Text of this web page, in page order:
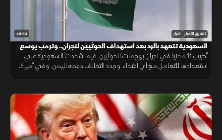
48:53 الشرق للأخبار أخبار
السعودية تتعهد بالرد بعد استهداف الحوثيين لنجران.. وترمب يوسع
قيود الجنسيةأصيب 11 مدنيا في نجران بهجمات للحوثيين. فيما شددت السعودية على
استعدادها للتعامل مع أي اعتداء. وجدد التحالف دعمه لليمن. وفي أميركا،